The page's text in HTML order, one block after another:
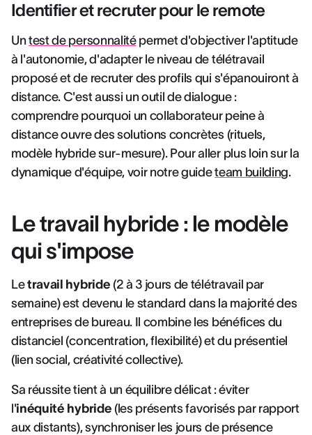
Identifier et recruter pour le remote
Untest de personnalitépermet d'objectiver l'aptitude
à l'autonomie, d'adapter le niveau de télétravail
proposé et de recruter des profils qui s'épanouiront à
distance. C'est aussi un outil de dialogue :
comprendre pourquoi un collaborateur peine à
distance ouvre des solutions concrètes (rituels,
modèle hybride sur-mesure). Pour aller plus loin sur la
dynamique d'équipe, voir notre guideteam building.
Le travail hybride : le modèle
qui s'impose
Letravail hybride (2 à 3 jours de télétravail par
semaine) est devenu le standard dans la majorité des
entreprises de bureau. Il combine les bénéfices du
distanciel (concentration, flexibilité) et du présentiel
(lien social, créativité collective).
Sa réussite tient à un équilibre délicat : éviter
l'inéquité hybride (les présents favorisés par rapport
aux distants), synchroniser les jours de présence